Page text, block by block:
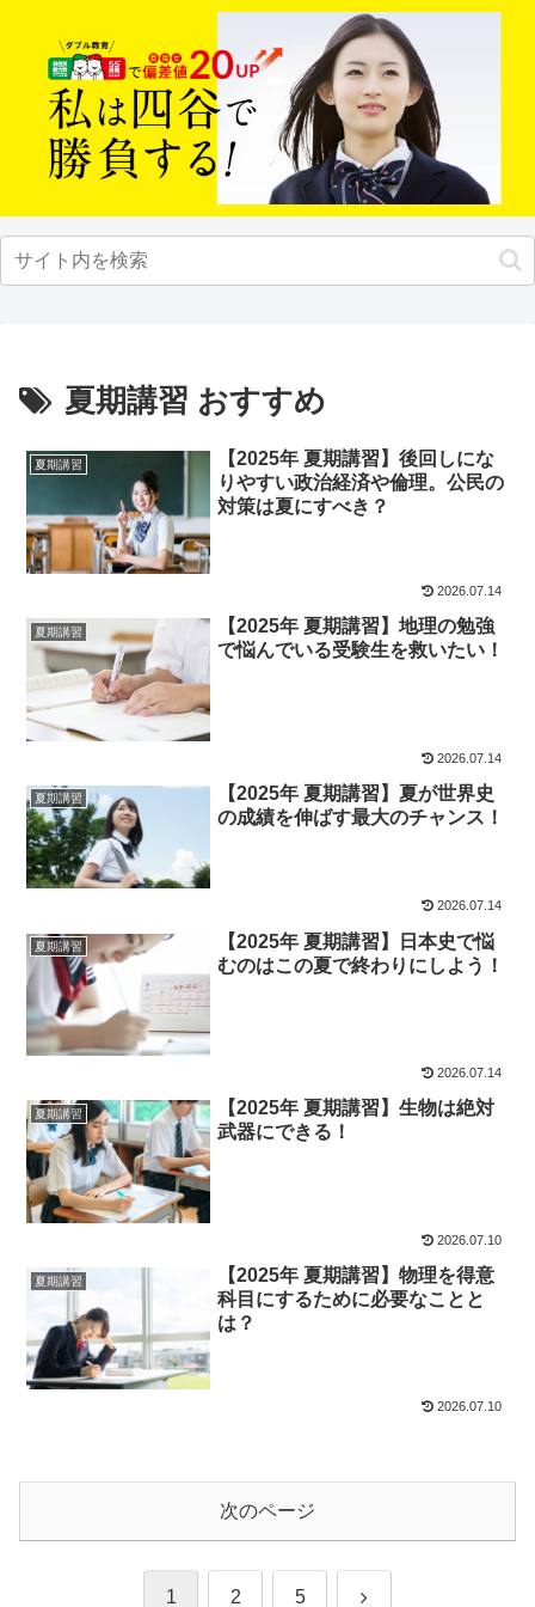
夏期講習 おすすめ
夏期講習
【2025年 夏期講習】後回しにな
りやすい政治経済や倫理。公民の
対策は夏にすべき？
2026.07.14
夏期講習
【2025年 夏期講習】地理の勉強
で悩んでいる受験生を救いたい！
2026.07.14
夏期講習
【2025年 夏期講習】夏が世界史
の成績を伸ばす最大のチャンス！
2026.07.14
夏期講習
【2025年 夏期講習】日本史で悩
むのはこの夏で終わりにしよう！
2026.07.14
夏期講習
【2025年 夏期講習】生物は絶対
武器にできる！
2026.07.10
夏期講習
【2025年 夏期講習】物理を得意
科目にするために必要なことと
は？
2026.07.10
次のページ
1 2 5 次